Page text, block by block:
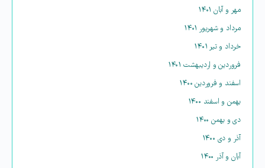
مهر و آبان ۱۴۰۱
مرداد و شهریور ۱۴۰۱
خرداد و تیر ۱۴۰۱
فروردین و اردیبهشت ۱۴۰۱
اسفند و فروردین ۱۴۰۰
بهمن و اسفند ۱۴۰۰
دی و بهمن ۱۴۰۰
آذر و دی ۱۴۰۰
آبان و آذر ۱۴۰۰